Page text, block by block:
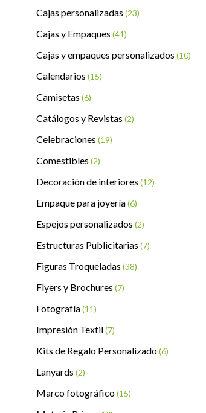
Cajas personalizadas (23)
Cajas y Empaques (41)
Cajas y empaques personalizados (10)
Calendarios (15)
Camisetas (6)
Catálogos y Revistas (2)
Celebraciones (19)
Comestibles (2)
Decoración de interiores (12)
Empaque para joyería(6)
Espejos personalizados (2)
Estructuras Publicitarias (7)
Figuras Troqueladas (38)
Flyers y Brochures (7)
Fotografía(11)
Impresión Textil(7)
Kits de Regalo Personalizado(6)
Lanyards (2)
Marco fotográfico(15)